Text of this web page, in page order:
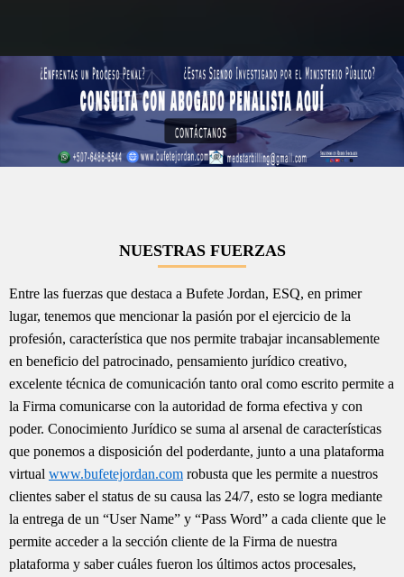
NUESTRAS FUERZAS
Entre las fuerzas que destaca a Bufete Jordan, ESQ, en primer
lugar, tenemos que mencionar la pasión por el ejercicio de la
profesión, característica que nos permite trabajar incansablemente
en beneficio del patrocinado, pensamiento jurídico creativo,
excelente técnica de comunicación tanto oral como escrito permite a
la Firma comunicarse con la autoridad de forma efectiva y con
poder. Conocimiento Jurídico se suma al arsenal de características
que ponemos a disposición del poderdante, junto a una plataforma
virtual www.bufetejordan.com robusta que les permite a nuestros
clientes saber el status de su causa las 24/7, esto se logra mediante
la entrega de un “User Name” y “Pass Word” a cada cliente que le
permite acceder a la sección cliente de la Firma de nuestra
plataforma y saber cuáles fueron los últimos actos procesales,